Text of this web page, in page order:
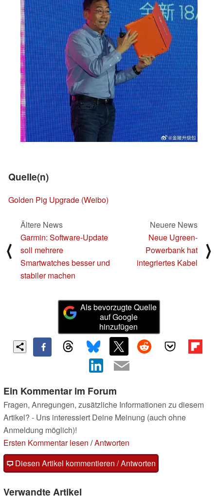
Quelle(n)
Golden Pig Upgrade (Weibo)
⟨
Ältere News
Garmin: Software-Update
soll mehrere
Smartwatches besser und
stabiler machen
Neuere News
Neue Ugreen-
Powerbank hat
integriertes Kabel
⟩
Als bevorzugte Quelle
auf Google
hinzufügen
Ein Kommentar im Forum
Fragen, Anregungen, zusätzliche Informationen zu diesem
Artikel? - Uns interessiert Deine Meinung (auch ohne
Anmeldung möglich)!
Ersten Kommentar lesen /Antworten
Diesen Artikel kommentieren / Antworten
Verwandte Artikel